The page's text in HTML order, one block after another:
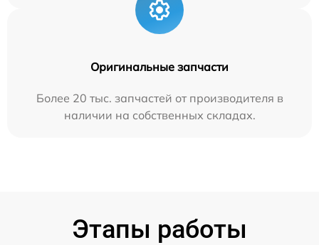
Оригинальные запчасти
Более 20 тыс. запчастей от производителя в
наличии на собственных складах.
Этапы работы